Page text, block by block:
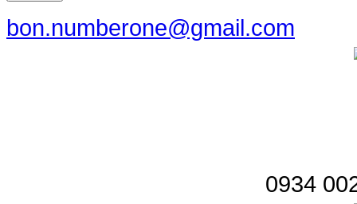
bon.numberone@gmail.com
0934